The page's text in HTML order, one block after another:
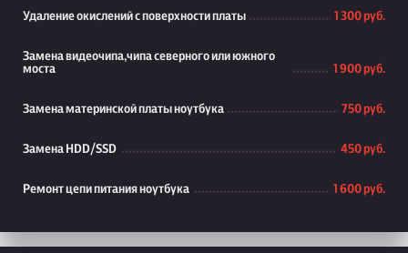
Удаление окислений с поверхности платы 1 300 руб.
Замена видеочипа,чипа северного или южного
моста
1 900 руб.
Замена материнской платы ноутбука 750 руб.
Замена HDD/SSD 450 руб.
Ремонт цепи питания ноутбука 1 600 руб.